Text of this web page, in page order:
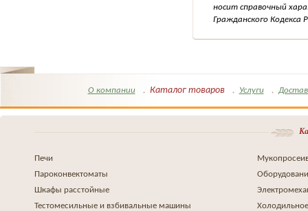
носит справочный
Гражданского Кодекса
О компании Каталог товаров Услуги
Печи
Пароконвектоматы
Шкафы расстойные
Тестомесильные и взбивальные машины